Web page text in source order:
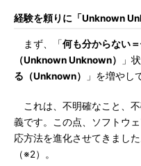
経験を頼りに「Unknown
まず、「何も分からない
（Unknown Unknown）
」
る（Unknown）
」を増やし
これは、不明確なこと、
義です。この点、ソフトウ
応方法を進化させてきまし
（※2）。